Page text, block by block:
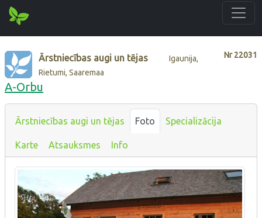
Nr22031
Ārstniecības augi un tējas
Igaunija,
Rietumi, Saaremaa
A-Orbu
Ārstniecības augi un tējas Foto Specializācija
Karte Atsauksmes Info